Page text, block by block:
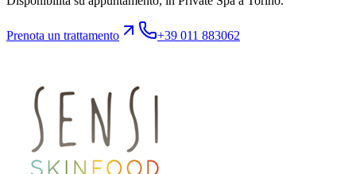
Prenota un trattamento +39 011 883062